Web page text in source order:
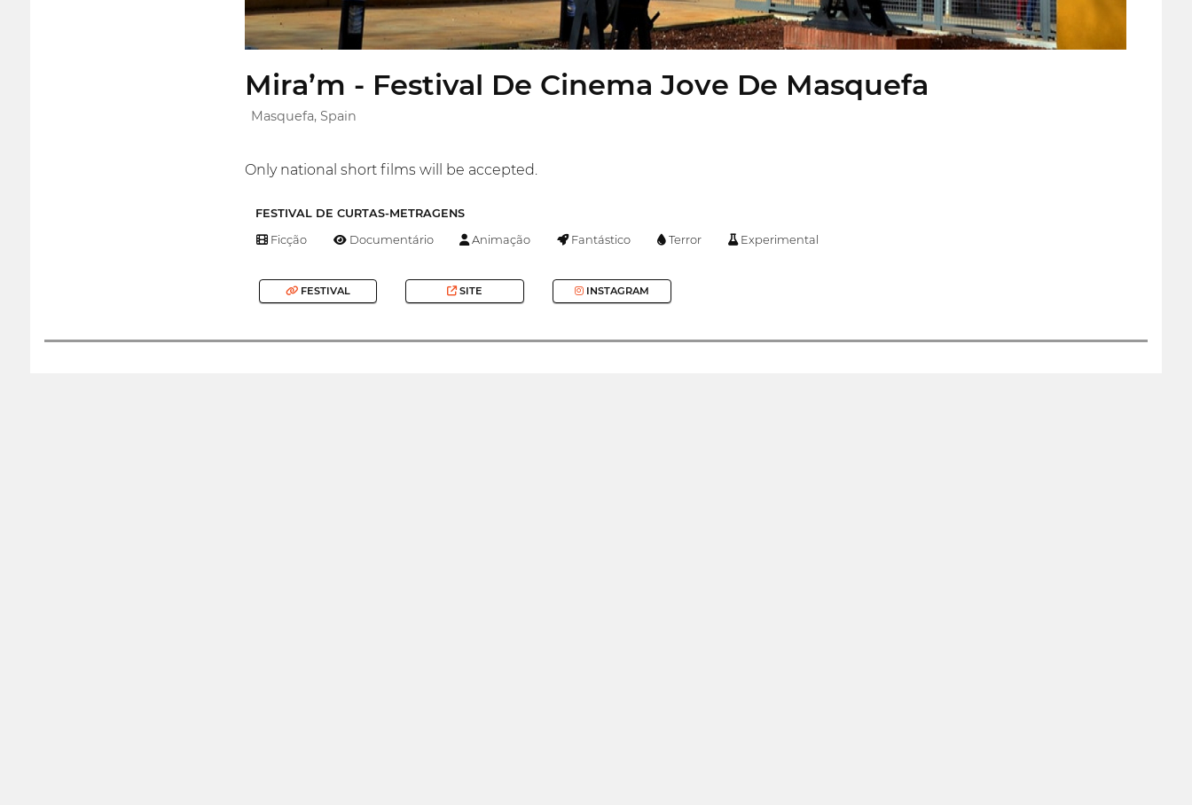
Mira’m - Festival De Cinema Jove De Masquefa
Masquefa, Spain
Only national short films will be accepted.
FESTIVAL DE CURTAS-METRAGENS
Ficção Documentário Animação Fantástico Terror Experimental
FESTIVAL SITE INSTAGRAM